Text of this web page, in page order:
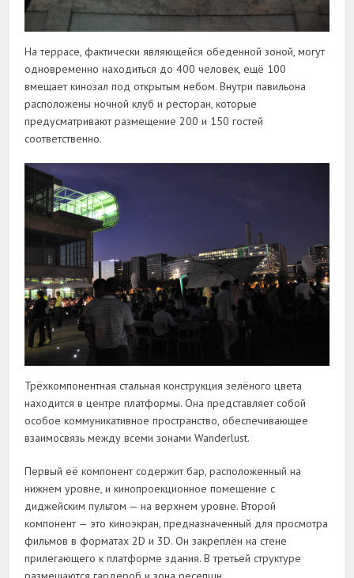
На террасе, фактически являющейся обеденной зоной, могут
одновременно находиться до 400 человек, ещё 100
вмещает кинозал под открытым небом. Внутри павильона
расположены ночной клуб и ресторан, которые
предусматривают размещение 200 и 150 гостей
соответственно.
Трёхкомпонентная стальная конструкция зелёного цвета
находится в центре платформы. Она представляет собой
особое коммуникативное пространство, обеспечивающее
взаимосвязь между всеми зонами Wanderlust.
Первый её компонент содержит бар, расположенный на
нижнем уровне, и кинопроекционное помещение с
диджейским пультом — на верхнем уровне. Второй
компонент — это киноэкран, предназначенный для просмотра
фильмов в форматах 2D и 3D. Он закреплён на стене
прилегающего к платформе здания. В третьей структуре